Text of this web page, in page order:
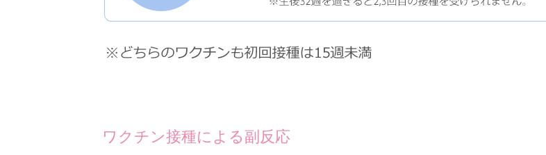
ワクチン接種による副反応